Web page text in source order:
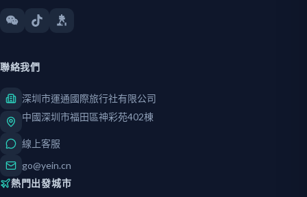
聯絡我們
深圳市運通國際旅行社有限公司
中國深圳市福田區神彩苑402棟
線上客服
go@yein.cn
熱門出發城市